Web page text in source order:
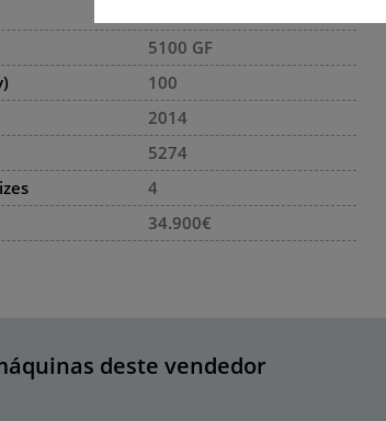
5100 GF
100
2014
5274
4
34.900€
deste vendedor